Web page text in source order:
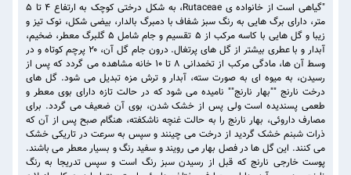
"گیاهی است از خانواده ی Rutaceae، به شکل درختی کوچک به ارتفاع ۴ تا ۵
متر، دارای برگ هایی به رنگ سبز شفاف با دمبرگ بالدار، بیضی شکل، نوک تیز و
زیبا و گل هایی با کاسه مرکب از ۵ تقسیم و جام شامل ۵ گلبرگ معطر، ضخیم،
آبدار و با عطری بیشتر از گل های پرتغال. درون جام گل آن، ۲۰ پرچم کوتاه و در
وسط آن ها، مادگی مرکب از تخمدانی ۸ تا ۱۰ خانه مشاهده می گردد که پس از
رسیدن، به میوه ای به صورت سته، آبدار و ترش مزه تبدیل می شود. گل های
درخت نارنج ""بهار نارنج"" نامیده می شود که در حالت تازه دارای بوی معطر و
طعمی پسندیده است ولی پس از خشک شدن، بوی آن ضعیف می گردد. برای
مصارف داروئی، بهار نارنج را به حالت غنچه ناشکفته، هنگام صبح پس از آن که
ذرات شبنم خشک گردید از درخت می چینند و سپس به سرعت در تاریکی خشک
می کنند. این گل ها در فصل بهار می رویند و سفید رنگ و بسیار معطر می باشند.
پوست خارجی نارنج که قبل از رسیدن سبز رنگ است و سپس تدریجا به رنگ